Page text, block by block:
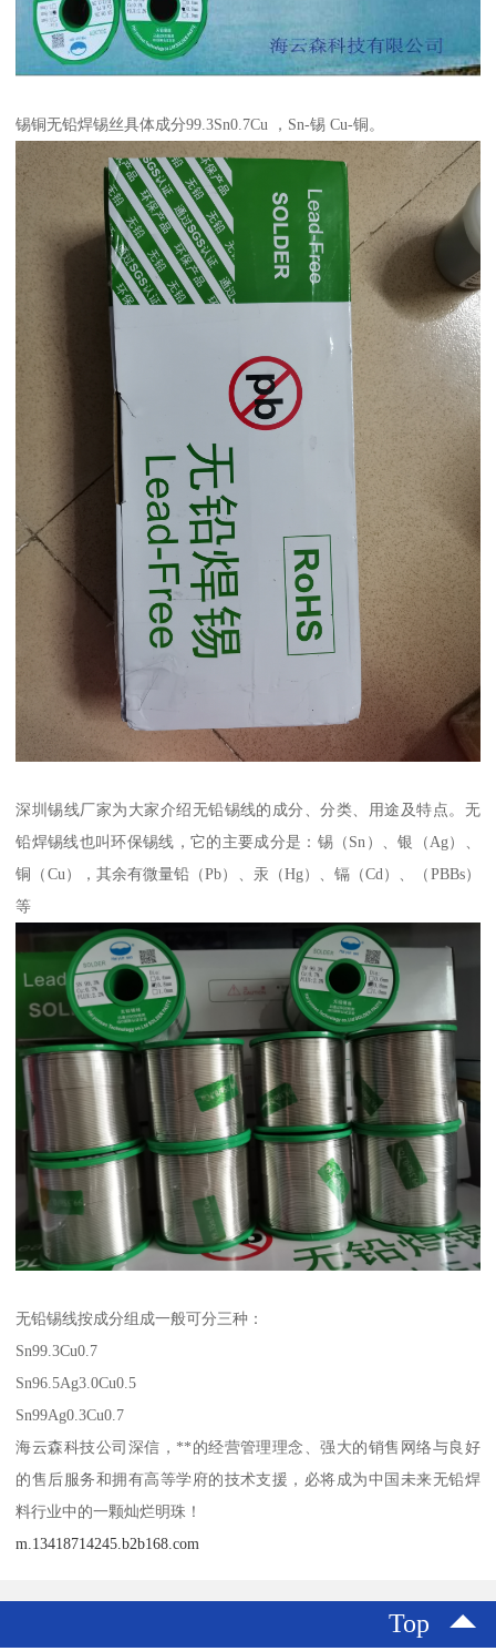
锡铜无铅焊锡丝具体成分99.3Sn0.7Cu ，Sn-锡 Cu-铜。
深圳锡线厂家为大家介绍无铅锡线的成分、分类、用途及特点。无
铅焊锡线也叫环保锡线，它的主要成分是：锡（Sn）、银（Ag）、
铜（Cu），其余有微量铅（Pb）、汞（Hg）、镉（Cd）、（PBBs）
等
无铅锡线按成分组成一般可分三种：
Sn99.3Cu0.7
Sn96.5Ag3.0Cu0.5
Sn99Ag0.3Cu0.7
海云森科技公司深信，**的经营管理理念、强大的销售网络与良好
的售后服务和拥有高等学府的技术支援，必将成为中国未来无铅焊
料行业中的一颗灿烂明珠！
m.13418714245.b2b168.com
Top